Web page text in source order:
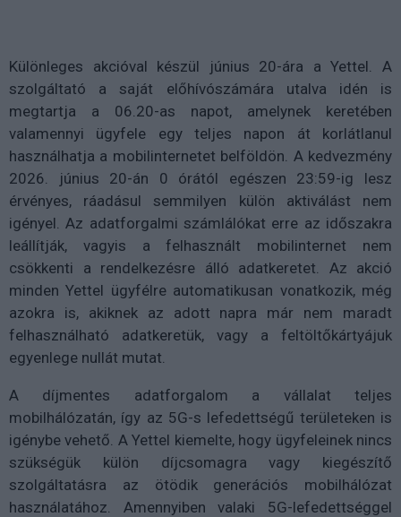
Különleges akcióval készül június 20-ára a Yettel. A
szolgáltató a saját előhívószámára utalva idén is
megtartja a 06.20-as napot, amelynek keretében
valamennyi ügyfele egy teljes napon át korlátlanul
használhatja a mobilinternetet belföldön. A kedvezmény
2026. június 20-án 0 órától egészen 23:59-ig lesz
érvényes, ráadásul semmilyen külön aktiválást nem
igényel. Az adatforgalmi számlálókat erre az időszakra
leállítják, vagyis a felhasznált mobilinternet nem
csökkenti a rendelkezésre álló adatkeretet. Az akció
minden Yettel ügyfélre automatikusan vonatkozik, még
azokra is, akiknek az adott napra már nem maradt
felhasználható adatkeretük, vagy a feltöltőkártyájuk
egyenlege nullát mutat.
A díjmentes adatforgalom a vállalat teljes
mobilhálózatán, így az 5G-s lefedettségű területeken is
igénybe vehető. A Yettel kiemelte, hogy ügyfeleinek nincs
szükségük külön díjcsomagra vagy kiegészítő
szolgáltatásra az ötödik generációs mobilhálózat
használatához. Amennyiben valaki 5G-lefedettséggel